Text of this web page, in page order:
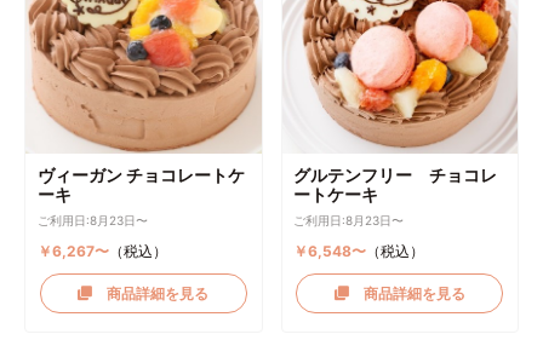
ヴィーガン チョコレートケ
ーキ
ご利用日:8月23日〜
￥6,267〜（税込）
商品詳細を見る
グルテンフリー チョコレ
ートケーキ
ご利用日:8月23日〜
￥6,548〜 （税込）
商品詳細を見る